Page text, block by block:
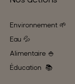
Environnement 🌱
Eau 💦
Alimentaire 🍚
Éducation 📚